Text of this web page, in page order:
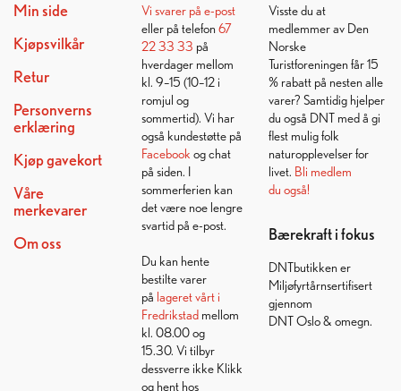
Min side
Kjøpsvilkår
Retur
Personverns
erklæring
Kjøp gavekort
Våre
merkevarer
Om oss
Vi svarer på e-post
eller på telefon 67
22 33 33 på
hverdager mellom
kl. 9–15 (10–12 i
romjul og
sommertid). Vi har
også kundestøtte på
Facebook og chat
på siden. I
sommerferien kan
det være noe lengre
svartid på e-post.
Du kan hente
bestilte varer
på lageret vårt i
Fredrikstadmellom
kl. 08.00 og
15.30. Vi tilbyr
dessverre ikke Klikk
og hent hos
Visste du at
medlemmer av Den
Norske
Turistforeningen får 15
% rabatt på nesten alle
varer? Samtidig hjelper
du også DNT med å gi
flest mulig folk
naturopplevelser for
livet. Bli medlem
du også!
Bærekraft i fokus
DNTbutikken er
Miljøfyrtårnsertifisert
gjennom
DNT Oslo & omegn.